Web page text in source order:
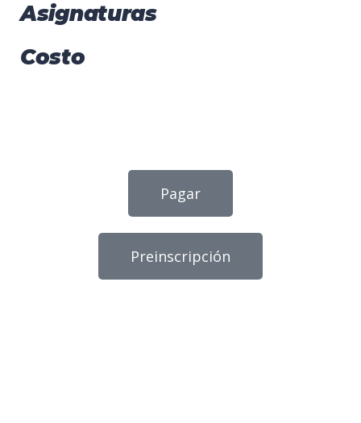
Asignaturas
Costo
Pagar
Preinscripción